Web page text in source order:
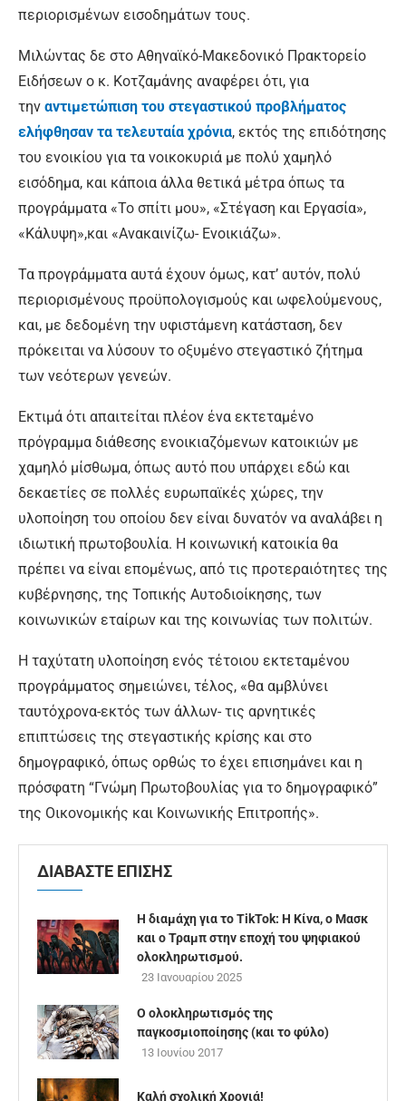
περιορισμένων εισοδημάτων τους.
Μιλώντας δε στο Αθηναϊκό-Μακεδονικό Πρακτορείο
Ειδήσεων ο κ. Κοτζαμάνης αναφέρει ότι, για
την αντιμετώπιση του στεγαστικού προβλήματος
ελήφθησαν τα τελευταία χρόνια, εκτός της επιδότησης
του ενοικίου για τα νοικοκυριά με πολύ χαμηλό
εισόδημα, και κάποια άλλα θετικά μέτρα όπως τα
προγράμματα «Το σπίτι μου», «Στέγαση και Εργασία»,
«Κάλυψη»,και «Ανακαινίζω- Ενοικιάζω».
Τα προγράμματα αυτά έχουν όμως, κατ’ αυτόν, πολύ
περιορισμένους προϋπολογισμούς και ωφελούμενους,
και, με δεδομένη την υφιστάμενη κατάσταση, δεν
πρόκειται να λύσουν το οξυμένο στεγαστικό ζήτημα
των νεότερων γενεών.
Εκτιμά ότι απαιτείται πλέον ένα εκτεταμένο
πρόγραμμα διάθεσης ενοικιαζόμενων κατοικιών με
χαμηλό μίσθωμα, όπως αυτό που υπάρχει εδώ και
δεκαετίες σε πολλές ευρωπαϊκές χώρες, την
υλοποίηση του οποίου δεν είναι δυνατόν να αναλάβει η
ιδιωτική πρωτοβουλία. Η κοινωνική κατοικία θα
πρέπει να είναι επομένως, από τις προτεραιότητες της
κυβέρνησης, της Τοπικής Αυτοδιοίκησης, των
κοινωνικών εταίρων και της κοινωνίας των πολιτών.
Η ταχύτατη υλοποίηση ενός τέτοιου εκτεταμένου
προγράμματος σημειώνει, τέλος, «θα αμβλύνει
ταυτόχρονα-εκτός των άλλων- τις αρνητικές
επιπτώσεις της στεγαστικής κρίσης και στο
δημογραφικό, όπως ορθώς το έχει επισημάνει και η
πρόσφατη “Γνώμη Πρωτοβουλίας για το δημογραφικό”
της Οικονομικής και Κοινωνικής Επιτροπής».
ΔΙΑΒΑΣΤΕ ΕΠΙΣΗΣ
Η διαμάχη για το TikTok: Η Κίνα, ο Μασκ
και ο Τραμπ στην εποχή του ψηφιακού
ολοκληρωτισμού.
23 Ιανουαρίου 2025
Ο ολοκληρωτισμός της
παγκοσμιοποίησης (και το φύλο)
13 Ιουνίου 2017
Καλή σχολική Χρονιά!